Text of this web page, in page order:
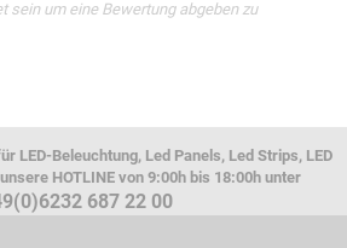
sein um eine Bewertung abgeben zu
LED-Beleuchtung, Led Panels, Led Strips, LED
HOTLINE von 9:00h bis 18:00h unter
687 22 00